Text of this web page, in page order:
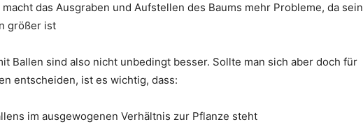
das Ausgraben und Aufstellen des Baums mehr Probleme, da sein
größer ist
Ballen sind also nicht unbedingt besser. Sollte man sich aber doch für
entscheiden, ist es wichtig, dass:
im ausgewogenen Verhältnis zur Pflanze steht